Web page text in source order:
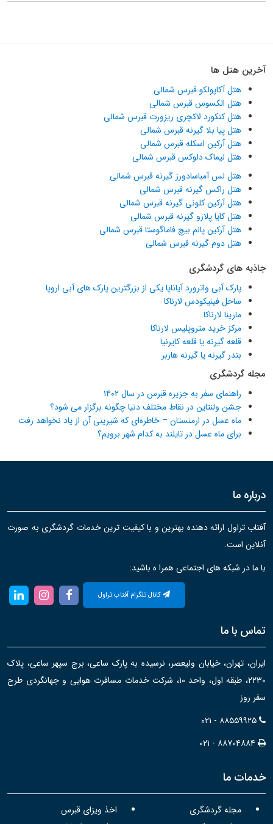
آخرین هتل ها
هتل آکاپولکو قبرس شمالی
هتل الکسوس قبرس شمالی
هتل کنکورد لاکچری ریزورت قبرس شمالی
هتل پیا بلا گیرنه قبرس شمالی
هتل آرکین اسکله قبرس شمالی
هتل لیماک دلوکس قبرس شمالی
هتل لس آمباسادورز گیرنه قبرس شمالی
هتل راکس گیرنه قبرس شمالی
هتل آرکین کلونی گیرنه قبرس شمالی
هتل کایا پلازو گیرنه قبرس شمالی
هتل آرکین پالم بیچ فاماگوستا قبرس شمالی
هتل دوم گیرنه قبرس شمالی
جاذبه های گردشگری
پارک آبی واترورد آیاناپا یکی از بزرگترین پارک های آبی اروپا
ساحل فینیکودس لارناکا
مارینا لارناکا
مرکز خرید متروپلیس لارناکا
قلعه گیرنه یا قلعه کایرنیا
بندر گیرنه یا گیرنه هاربر
مجله گردشگری
راهنمای سفر به جزیره قبرس در سال ۱۴۰۲
جشن ولنتاین در نقاط مختلف دنیا چگونه برگزار می شود؟
ماه عسل در ارمنستان – خاطره‌ای که شیرینی آن از یاد نخواهد رفت
برای ماه عسل در تایلند به کدام شهر برویم؟
درباره ما
آفتاب تراول ارائه دهنده بهترین و با کیفیت ترین خدمات گردشگری به صورت
آنلاین است.
با ما در شبکه های اجتماعی همرا ه باشید:
کانال تلگرام آفتاب تراول
تماس با ما
ایران، تهران، خیابان ولیعصر، نرسیده به پارک ساعی، برج سپهر ساعی، پلاک
۲۲۳۰، طبقه اول، واحد ۱۰، شرکت خدمات مسافرت هوایی و جهانگردی طرح
سفر روز
۰۲۱ - ۸۸۵۵۹۹۲۵
۰۲۱ - ۸۸۷۰۴۸۸۴
خدمات ما
مجله گردشگری
اخذ ویزای قبرس